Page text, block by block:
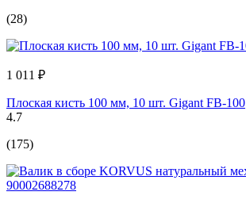
(28)
1 011 ₽
Плоская кисть 100 мм, 10 шт. Gigant FB-100
4.7
(175)